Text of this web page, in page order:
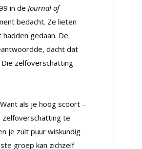
in de Journal of
bedacht. Ze lieten
gedaan. De
dacht dat
zelfoverschatting
als je hoog scoort –
zelfoverschatting te
je zult puur wiskundig
groep kan zichzelf